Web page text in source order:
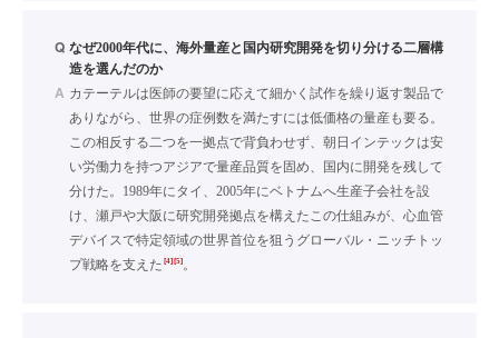
Q なぜ2000年代に、海外量産と国内研究開発を切り分ける二層構
造を選んだのか
A カテーテルは医師の要望に応えて細かく試作を繰り返す製品で
ありながら、世界の症例数を満たすには低価格の量産も要る。
この相反する二つを一拠点で背負わせず、朝日インテックは安
い労働力を持つアジアで量産品質を固め、国内に開発を残して
分けた。1989年にタイ、2005年にベトナムへ生産子会社を設
け、瀬戸や大阪に研究開発拠点を構えたこの仕組みが、心血管
デバイスで特定領域の世界首位を狙うグローバル・ニッチトッ
プ戦略を支えた [4][5]。